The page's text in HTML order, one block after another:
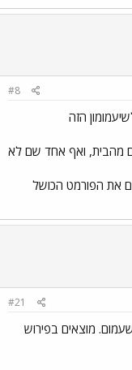
#8
הזה
מהבית, ואף אחד שם לא
את הפורמט הכושל
#21
מוצאים בפירוש